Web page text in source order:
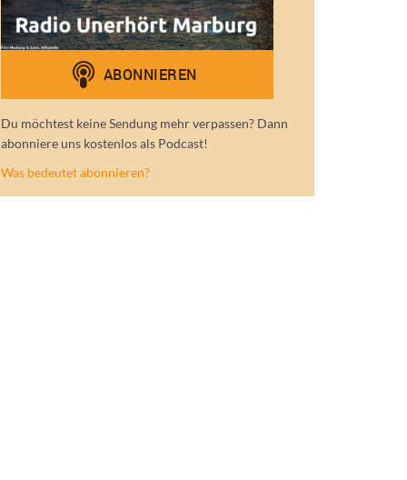
Du möchtest keine Sendung mehr verpassen? Dann
abonniere uns kostenlos als Podcast!
Was bedeutet abonnieren?